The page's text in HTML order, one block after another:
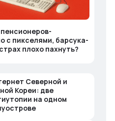
с пикселями, барсука-
плохо пахнуть?
Северной и
Кореи: две
на одном